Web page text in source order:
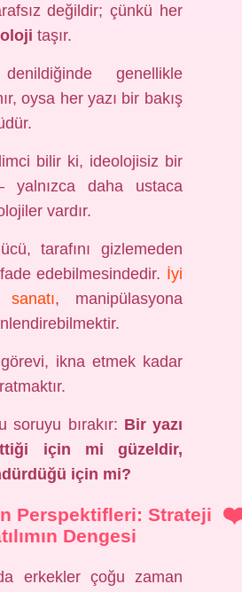
değildir; çünkü her
taşır.
genellikle
oysa her yazı bir bakış
bilir ki, ideolojisiz bir
daha ustaca
vardır.
tarafını gizlemeden
edebilmesindedir. İyi
, manipülasyona
görevi, ikna etmek kadar
soruyu bırakır: Bir yazı
için mi güzeldir,
için mi?
Perspektifleri: Strateji
Dengesi
erkekler çoğu zaman